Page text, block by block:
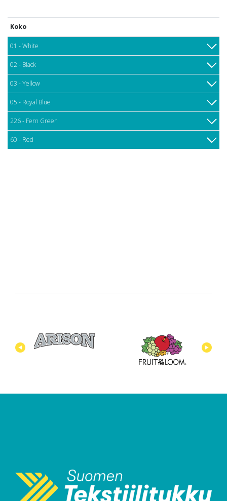
Koko
01 - White
02 - Black
03 - Yellow
05 - Royal Blue
226 - Fern Green
60 - Red